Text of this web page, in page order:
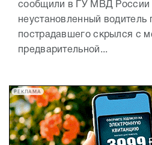
сообщили в ГУ МВД России
неустановленный водитель
пострадавшего скрылся с
предварительной...
РЕКЛАМА